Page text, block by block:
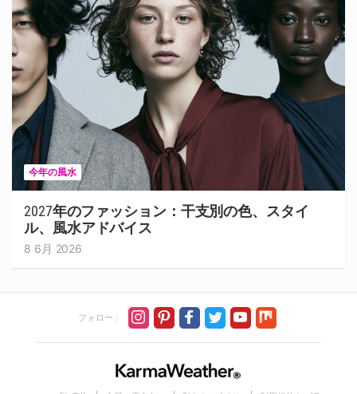
今年の風水
2027年のファッション：干支別の色、スタイ
ル、風水アドバイス
8 6月 2026
フォロー :